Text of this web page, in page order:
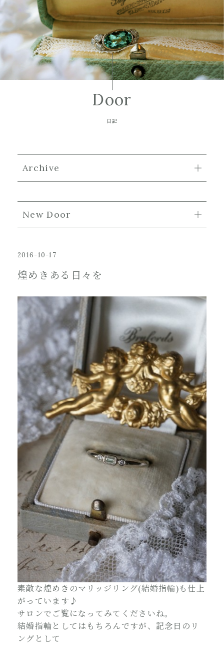
Door
日記
Archive
New Door
2016-10-17
煌めきある日々を
素敵な煌めきのマリッジリング(結婚指輪)も仕上
がっています♪
サロンでご覧になってみてくださいね。
結婚指輪としてはもちろんですが、記念日のリ
ングとして